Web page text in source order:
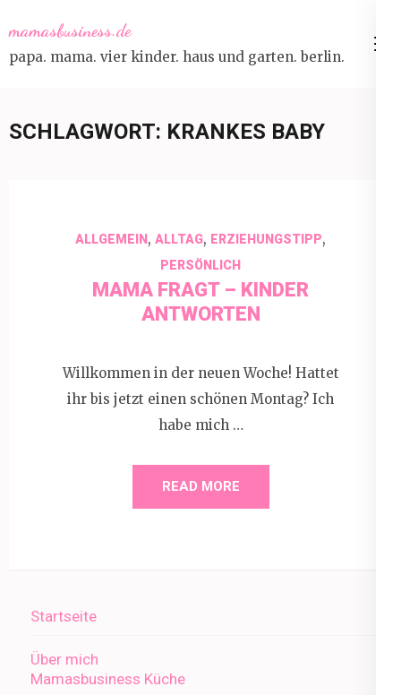
to
content
mamasbusiness.de
papa. mama. vier kinder. haus und garten. berlin.
SCHLAGWORT: KRANKES BABY
ALLGEMEIN , ALLTAG, ERZIEHUNGSTIPP,
PERSÖNLICH
MAMA FRAGT – KINDER
ANTWORTEN
Willkommen in der neuen Woche! Hattet
ihr bis jetzt einen schönen Montag? Ich
habe mich …
READ MORE
Startseite
Über mich
Mamasbusiness Küche